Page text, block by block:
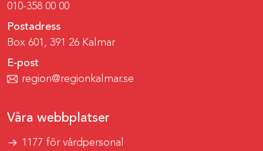
010-358 00 00
Postadress
Box 601, 391 26 Kalmar
E-post
region@regionkalmar.se
Våra webbplatser
1177 för vårdpersonal